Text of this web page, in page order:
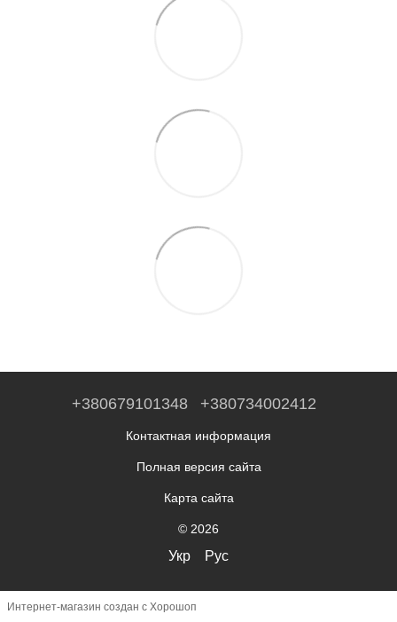
+380679101348 +380734002412
Контактная информация
Полная версия сайта
Карта сайта
© 2026
Укр Рус
Интернет-магазин создан с Хорошоп